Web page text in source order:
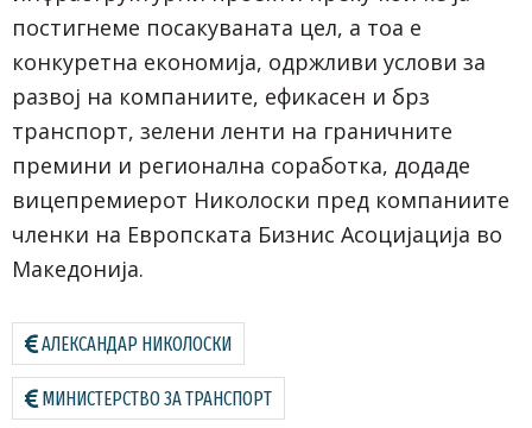
постигнеме посакуваната цел, а тоа е
конкуретна економија, одржливи услови за
развој на компаниите, ефикасен и брз
транспорт, зелени ленти на граничните
премини и регионална соработка, додаде
вицепремиерот Николоски пред компаниите
членки на Европската Бизнис Асоцијација во
Македонија.
АЛЕКСАНДАР НИКОЛОСКИ
МИНИСТЕРСТВО ЗА ТРАНСПОРТ